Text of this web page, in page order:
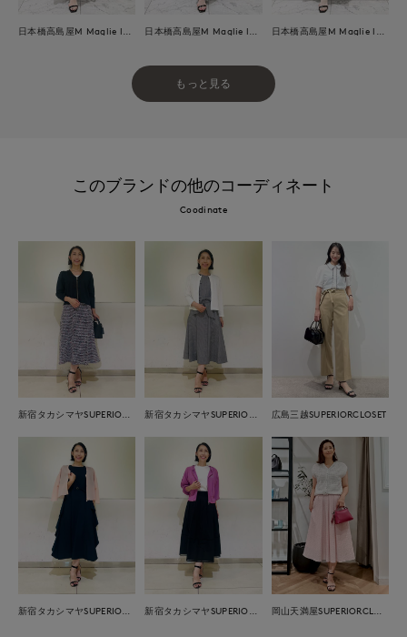
もっと見る
このブランドの他のコーディネート
Coodinate
広島三越SUPERIORCLOSET